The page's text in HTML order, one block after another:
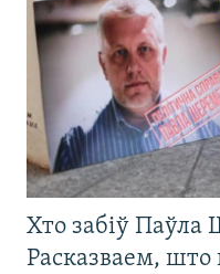
Хто забіў Паўла
Расказваем, што